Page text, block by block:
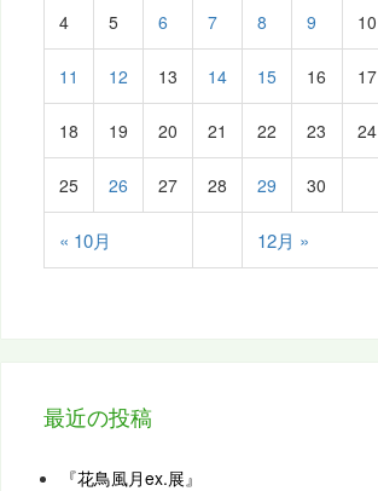
« 10月 12月 »
4 5 6 7 8 9 10
11 12 13 14 15 16 17
18 19 20 21 22 23 24
25 26 27 28 29 30
最近の投稿
『花鳥風月ex.展』